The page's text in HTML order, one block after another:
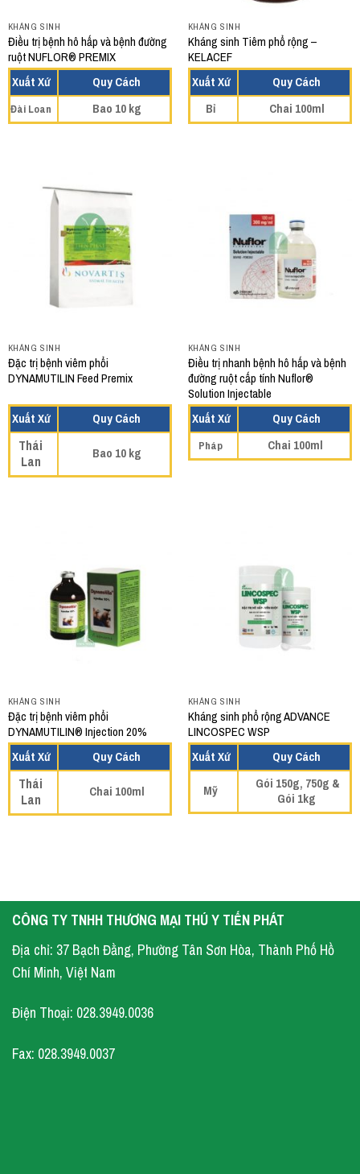
KHÁNG SINH
Điều trị bệnh hô hấp và bệnh đường
ruột NUFLOR® PREMIX
Xuất Xứ
Quy Cách
Đài Loan Bao 10 kg
KHÁNG SINH
Kháng sinh Tiêm phổ rộng –
KELACEF
Xuất Xứ
Quy Cách
Bỉ
Chai 100ml
KHÁNG SINH
Đặc trị bệnh viêm phổi
DYNAMUTILIN Feed Premix
Xuất Xứ Quy Cách
Thái
Lan
Bao 10 kg
KHÁNG SINH
Điều trị nhanh bệnh hô hấp và bệnh
đường ruột cấp tính Nuflor®
Solution Injectable
Xuất Xứ
Quy Cách
Pháp Chai 100ml
KHÁNG SINH
Đặc trị bệnh viêm phổi
DYNAMUTILIN® Injection 20%
Xuất Xứ
Quy Cách
Thái
Lan
Chai 100ml
KHÁNG SINH
Kháng sinh phổ rộng ADVANCE
LINCOSPEC WSP
Xuất Xứ
Quy Cách
Mỹ
Gói 150g, 750g &
Gói 1kg
CÔNG TY TNHH THƯƠNG MẠI THÚ Y TIẾN PHÁT
Địa chỉ: 37 Bạch Đằng, Phường Tân Sơn Hòa, Thành Phố Hồ
Chí Minh, Việt Nam
Điện Thoại: 028.3949.0036
Fax: 028.3949.0037